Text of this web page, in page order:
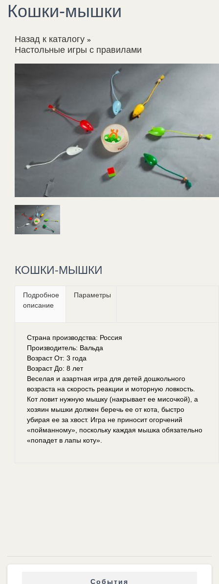
Кошки-мышки
Назад к каталогу
Настольные игры с правилами
КОШКИ-МЫШКИ
Подробное
описание
Параметры
Страна производства: Россия
Производитель: Вальда
Возраст От: 3 года
Возраст До: 8 лет
Веселая и азартная игра для детей дошкольного
возраста на скорость реакции и моторную ловкость.
Кот ловит нужную мышку (накрывает ее мисочкой), а
хозяин мышки должен беречь ее от кота, быстро
убирая ее за хвост. Игра не приносит огорчений
«пойманному», поскольку каждая мышка обязательно
«попадет в лапы коту».
События